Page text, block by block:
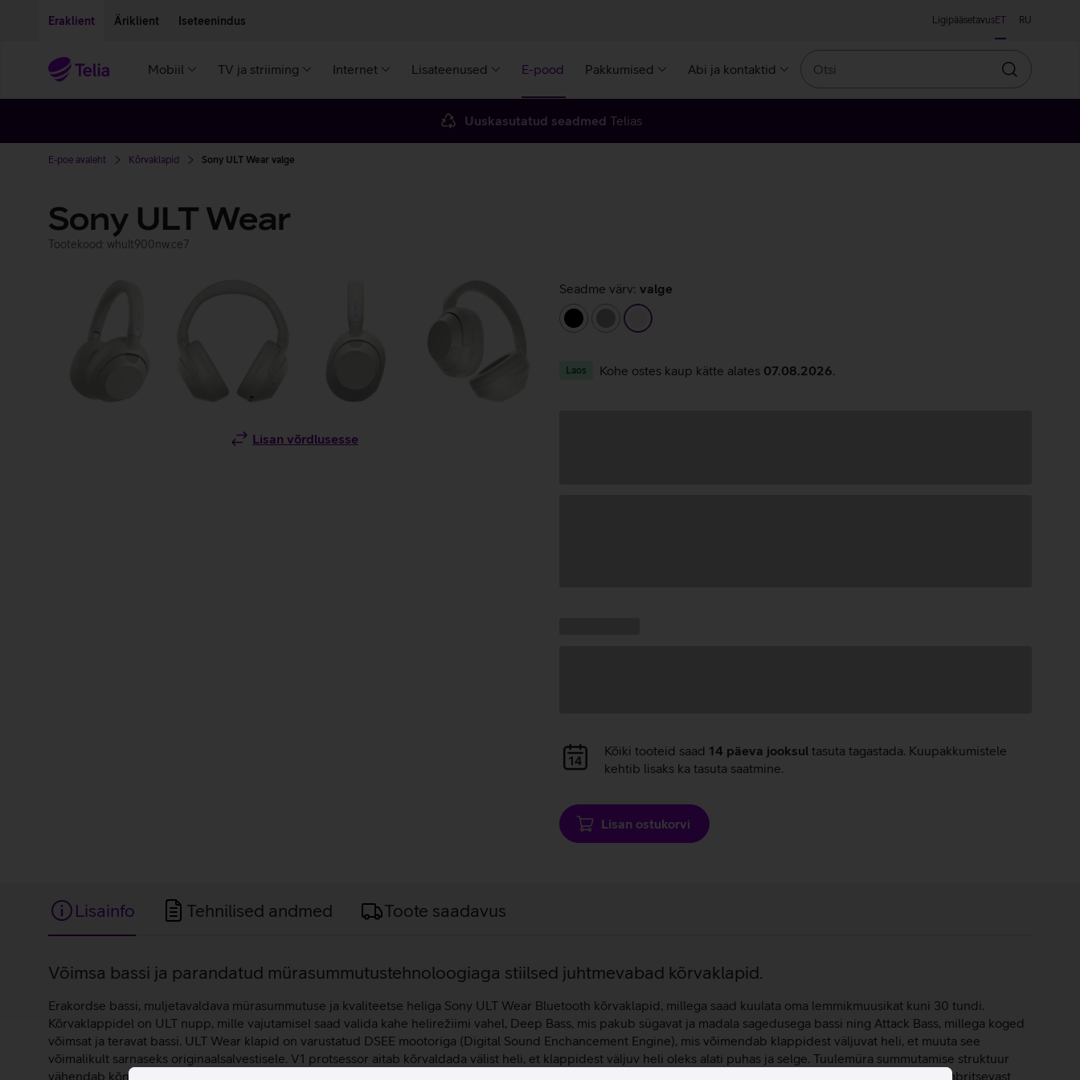
Eraklient Äriklient Iseteenindus LigipääsetavusET RU
Mobiil TV ja striiming Internet Lisateenused E-pood Pakkumised Abi ja kontaktid
Otsin
Uuskasutatud seadmed Telias
E-poe avaleht Kõrvaklapid Sony ULT Wear valge
Sony ULT Wear
Tootekood: whult900nw.ce7
Lisan võrdlusesse
Seadme värv: valge
must
hall valge
Laos Kohe ostes kaup kätte alates 07.08.2026
Andmete
laadimine
Kõiki tooteid saad 14 päeva jooksul tasuta tagastada. Kuupakkumistele
kehtib lisaks ka tasuta saatmine.
Lisan ostukorvi
Lisainfo Tehnilised andmed Toote saadavus
Lisainfo
Võimsa bassi ja parandatud mürasummutustehnoloogiaga stiilsed juhtmevabad kõrvaklapid.
Erakordse bassi, muljetavaldava mürasummutuse ja kvaliteetse heliga Sony ULT Wear Bluetooth kõrvaklapid, millega saad kuulata oma lemmikmuusikat kuni 30 tundi.
Kõrvaklappidel on ULT nupp, mille vajutamisel saad valida kahe helirežiimi vahel, Deep Bass, mis pakub sügavat ja madala sagedusega bassi ning Attack Bass, millega koged
võimsat ja teravat bassi. ULT Wear klapid on varustatud DSEE mootoriga (Digital Sound Enchancement Engine), mis võimendab klappidest väljuvat heli, et muuta see
võimalikult sarnaseks originaalsalvestisele. V1 protsessor aitab kõrvaldada välist heli, et klappidest väljuv heli oleks alati puhas ja selge. Tuulemüra summutamise struktuur
vähendab kõne ajal tuulemüra, et kõned oleksid alati selgelt kuuldavad. Adaptive Sound Control funktsioon tuvastab automaatselt hetketegevuse ja muudab ümbritsevast